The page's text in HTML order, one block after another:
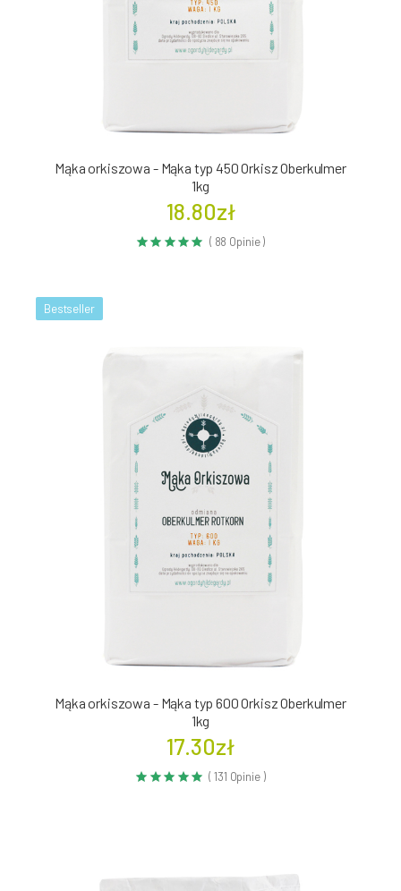
Mąka orkiszowa - Mąka typ 450 Orkisz Oberkulmer
1kg
18.80zł
( 88 Opinie )
Bestseller
Mąka orkiszowa - Mąka typ 600 Orkisz Oberkulmer
1kg
17.30zł
( 131 Opinie )